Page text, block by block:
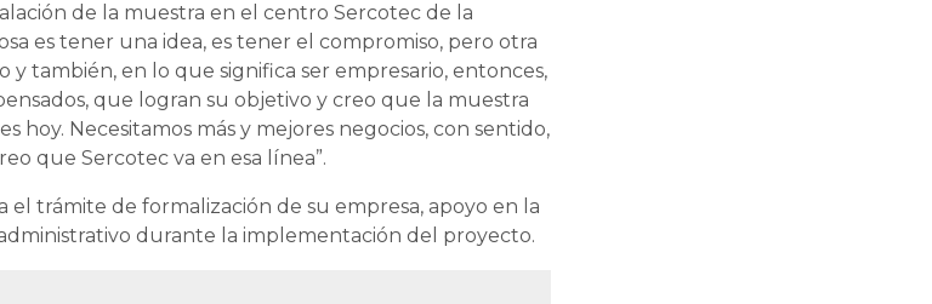
de la muestra en el centro Sercotec de la
es tener una idea, es tener el compromiso, pero otra
también, en lo que significa ser empresario, entonces,
que logran su objetivo y creo que la muestra
hoy. Necesitamos más y mejores negocios, con sentido,
que Sercotec va en esa línea”.
el trámite de formalización de su empresa, apoyo en la
durante la implementación del proyecto.